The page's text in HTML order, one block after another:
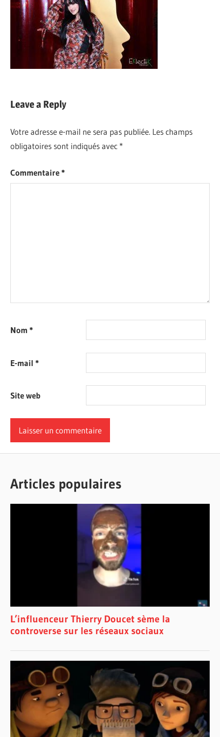
Leave a Reply
Votre adresse e-mail ne sera pas publiée. Les champs
obligatoires sont indiqués avec *
Commentaire*
Nom*
E-mail*
Site web
Articles populaires